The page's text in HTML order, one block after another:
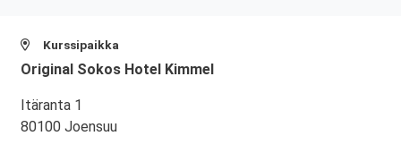
Kurssipaikka
Original Sokos Hotel Kimmel
Itäranta 1
80100 Joensuu